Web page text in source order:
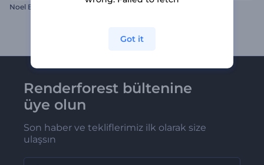
Noel Baba Logo
Renderforest bültenine
üye olun
Son haber ve tekliflerimiz ilk olarak size
ulaşsın
Got it